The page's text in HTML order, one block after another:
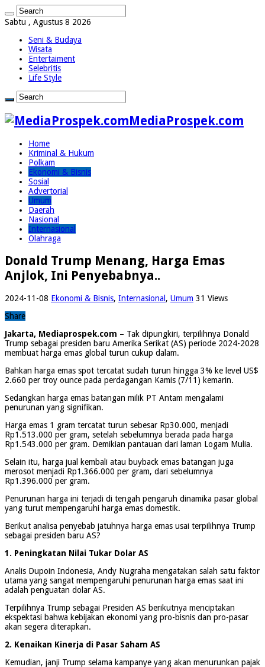
Sabtu , Agustus 8 2026
Seni & Budaya
Wisata
Entertaiment
Selebritis
Life Style
MediaProspek.com
Home
Kriminal & Hukum
Polkam
Ekonomi & Bisnis
Sosial
Advertorial
Umum
Daerah
Nasional
Internasional
Olahraga
Donald Trump Menang, Harga Emas
Anjlok, Ini Penyebabnya..
2024-11-08 Ekonomi & Bisnis, Internasional , Umum 31 Views
Share
Jakarta, Mediaprospek.com – Tak dipungkiri, terpilihnya Donald
Trump sebagai presiden baru Amerika Serikat (AS) periode 2024-2028
membuat harga emas global turun cukup dalam.
Bahkan harga emas spot tercatat sudah turun hingga 3% ke level US$
2.660 per troy ounce pada perdagangan Kamis (7/11) kemarin.
Sedangkan harga emas batangan milik PT Antam mengalami
penurunan yang signifikan.
Harga emas 1 gram tercatat turun sebesar Rp30.000, menjadi
Rp1.513.000 per gram, setelah sebelumnya berada pada harga
Rp1.543.000 per gram. Demikian pantauan dari laman Logam Mulia.
Selain itu, harga jual kembali atau buyback emas batangan juga
merosot menjadi Rp1.366.000 per gram, dari sebelumnya
Rp1.396.000 per gram.
Penurunan harga ini terjadi di tengah pengaruh dinamika pasar global
yang turut mempengaruhi harga emas domestik.
Berikut analisa penyebab jatuhnya harga emas usai terpilihnya Trump
sebagai presiden baru AS?
1. Peningkatan Nilai Tukar Dolar AS
Analis Dupoin Indonesia, Andy Nugraha mengatakan salah satu faktor
utama yang sangat mempengaruhi penurunan harga emas saat ini
adalah penguatan dolar AS.
Terpilihnya Trump sebagai Presiden AS berikutnya menciptakan
ekspektasi bahwa kebijakan ekonomi yang pro-bisnis dan pro-pasar
akan segera diterapkan.
2. Kenaikan Kinerja di Pasar Saham AS
Kemudian, janji Trump selama kampanye yang akan menurunkan pajak